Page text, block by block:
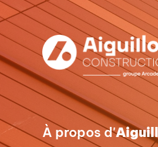
À propos d'